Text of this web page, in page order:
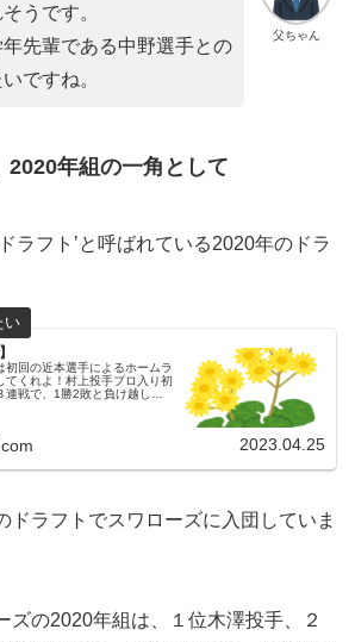
父ちゃん
うです。
先輩である中野選手との
ですね。
2020年組の一角として
ラフト’と呼ばれている2020年のドラ
初回の近本選手によるホームラ
くれよ！村上投手プロ入り初
戦で、1勝2敗と負け越した
2023.04.25
ドラフトでスワローズに入団していま
ズの2020年組は、１位木澤投手、２